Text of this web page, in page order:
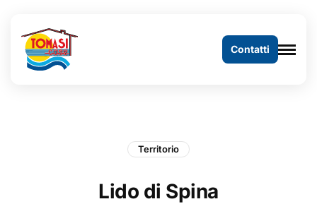
Contatti
Territorio
Lido di Spina